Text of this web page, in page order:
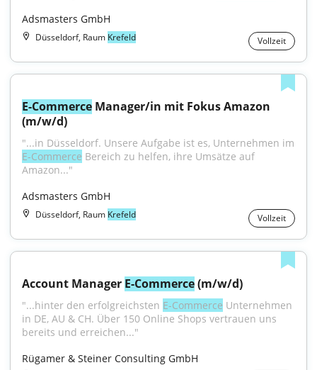
Adsmasters GmbH
Düsseldorf, Raum Krefeld Vollzeit
E-Commerce Manager/in mit Fokus Amazon
(m/w/d)
E-Commerce Bereich zu helfen, ihre Umsätze auf
Amazon..."
Adsmasters GmbH
Düsseldorf, Raum Krefeld Vollzeit
Account Manager E-Commerce (m/w/d)
"...hinter den erfolgreichsten E-Commerce Unternehmen
in DE, AU & CH. Über 150 Online Shops vertrauen uns
bereits und erreichen..."
Rügamer & Steiner Consulting GmbH